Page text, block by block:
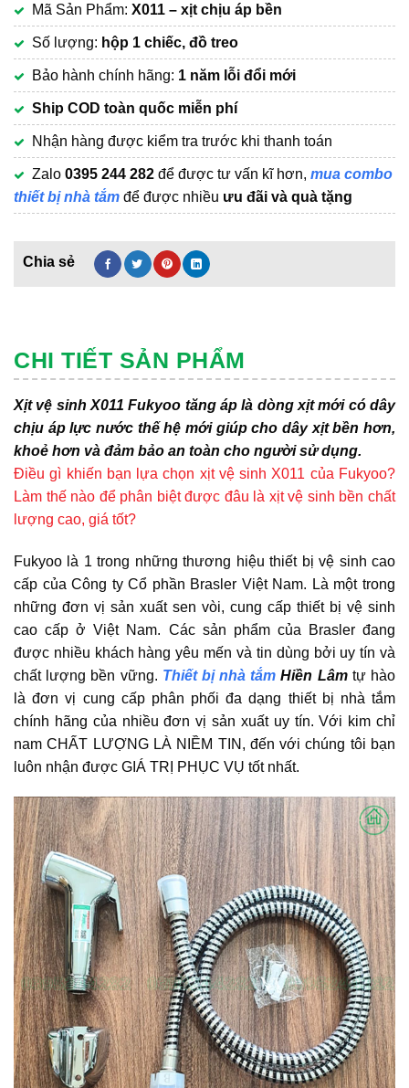
là:
223,000₫.
hiện
tại
là:
199,000₫.
Mã Sản Phẩm: X011 – xịt chịu áp bền
Số lượng: hộp 1 chiếc, đồ treo
Bảo hành chính hãng: 1 năm lỗi đổi mới
Ship COD toàn quốc miễn phí
Nhận hàng được kiểm tra trước khi thanh toán
Zalo 0395 244 282 để được tư vấn kĩ hơn, mua combo
thiết bị nhà tắm để được nhiều ưu đãi và quà tặng
CHI TIẾT SẢN PHẨM
Xịt vệ sinh X011 Fukyoo tăng áp là dòng xịt mới có dây
chịu áp lực nước thế hệ mới giúp cho dây xịt bền hơn,
khoẻ hơn và đảm bảo an toàn cho người sử dụng.
Điều gì khiến bạn lựa chọn xịt vệ sinh X011 của Fukyoo?
Làm thế nào để phân biệt được đâu là xịt vệ sinh bền chất
lượng cao, giá tốt?
Fukyoo là 1 trong những thương hiệu thiết bị vệ sinh cao
cấp của Công ty Cổ phần Brasler Việt Nam. Là một trong
những đơn vị sản xuất sen vòi, cung cấp thiết bị vệ sinh
cao cấp ở Việt Nam. Các sản phẩm của Brasler đang
được nhiều khách hàng yêu mến và tin dùng bởi uy tín và
chất lượng bền vững. Thiết bị nhà tắm Hiền Lâmtự hào
là đơn vị cung cấp phân phối đa dạng thiết bị nhà tắm
chính hãng của nhiều đơn vị sản xuất uy tín. Với kim chỉ
nam CHẤT LƯỢNG LÀ NIỀM TIN, đến với chúng tôi bạn
luôn nhận được GIÁ TRỊ PHỤC VỤ tốt nhất.